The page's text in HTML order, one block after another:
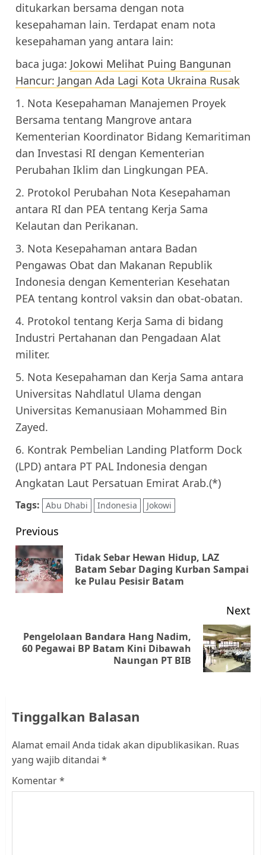
ditukarkan bersama dengan nota
kesepahaman lain. Terdapat enam nota
kesepahaman yang antara lain:
baca juga: Jokowi Melihat Puing Bangunan
Hancur: Jangan Ada Lagi Kota Ukraina Rusak
1. Nota Kesepahaman Manajemen Proyek
Bersama tentang Mangrove antara
Kementerian Koordinator Bidang Kemaritiman
dan Investasi RI dengan Kementerian
Perubahan Iklim dan Lingkungan PEA.
2. Protokol Perubahan Nota Kesepahaman
antara RI dan PEA tentang Kerja Sama
Kelautan dan Perikanan.
3. Nota Kesepahaman antara Badan
Pengawas Obat dan Makanan Republik
Indonesia dengan Kementerian Kesehatan
PEA tentang kontrol vaksin dan obat-obatan.
4. Protokol tentang Kerja Sama di bidang
Industri Pertahanan dan Pengadaan Alat
militer.
5. Nota Kesepahaman dan Kerja Sama antara
Universitas Nahdlatul Ulama dengan
Universitas Kemanusiaan Mohammed Bin
Zayed.
6. Kontrak Pembelian Landing Platform Dock
(LPD) antara PT PAL Indonesia dengan
Angkatan Laut Persatuan Emirat Arab.(*)
Tags: Abu Dhabi Indonesia Jokowi
Post
navigation
Previous
Tidak Sebar Hewan Hidup, LAZ
Batam Sebar Daging Kurban Sampai
ke Pulau Pesisir Batam
Next
Next
Pengelolaan Bandara Hang Nadim,
60 Pegawai BP Batam Kini Dibawah
Naungan PT BIB
Tinggalkan Balasan
Alamat email Anda tidak akan dipublikasikan. Ruas
yang wajib ditandai *
Komentar*